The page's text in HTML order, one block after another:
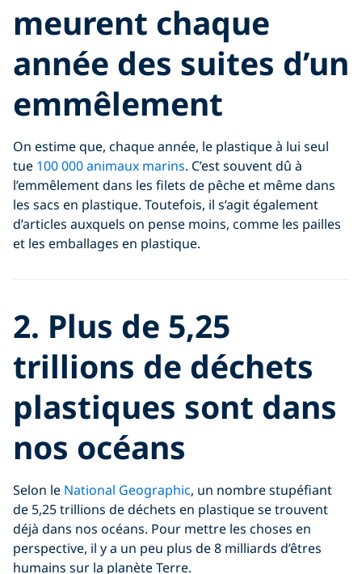
meurent chaque
année des suites d’un
emmêlement
On estime que, chaque année, le plastique à lui seul
tue 100 000 animaux marins. C’est souvent dû à
l’emmêlement dans les filets de pêche et même dans
les sacs en plastique. Toutefois, il s’agit également
d’articles auxquels on pense moins, comme les pailles
et les emballages en plastique.
2. Plus de 5,25
trillions de déchets
plastiques sont dans
nos océans
Selon le National Geographic, un nombre stupéfiant
de 5,25 trillions de déchets en plastique se trouvent
déjà dans nos océans. Pour mettre les choses en
perspective, il y a un peu plus de 8 milliards d’êtres
humains sur la planète Terre.